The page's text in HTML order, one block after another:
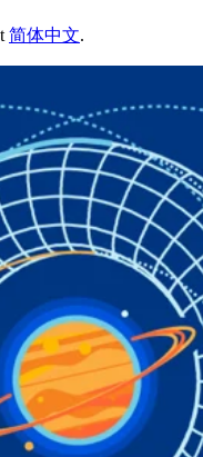
简体中文.